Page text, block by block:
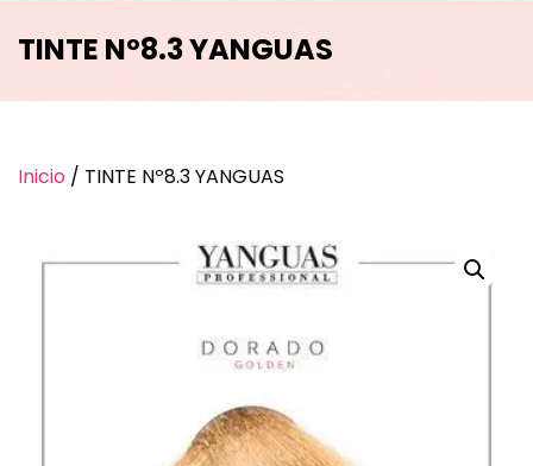
TINTE Nº8.3 YANGUAS
Inicio / TINTE Nº8.3 YANGUAS